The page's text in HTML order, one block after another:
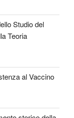
Studio del
Teoria
al Vaccino